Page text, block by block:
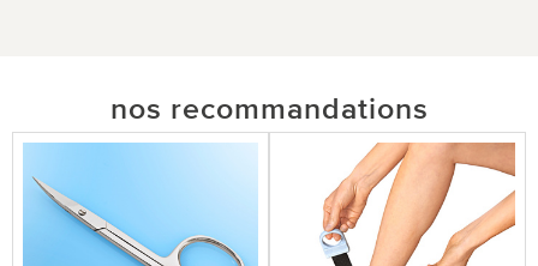
nos recommandations